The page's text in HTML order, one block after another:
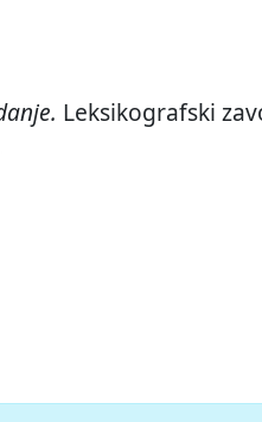
Leksikografski